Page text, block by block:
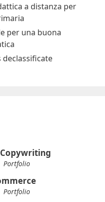
a distanza per
per una buona
declassificate
Copywriting
Portfolio
Portfolio